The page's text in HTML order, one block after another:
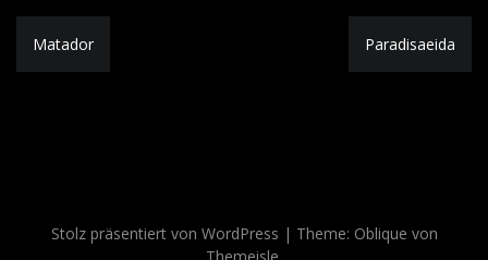
Beitragsnavigation
Matador Paradisaeida
Stolz präsentiert von WordPress | Theme: Oblique von